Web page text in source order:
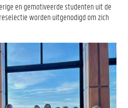
en gemotiveerde studenten uit de
worden uitgenodigd om zich